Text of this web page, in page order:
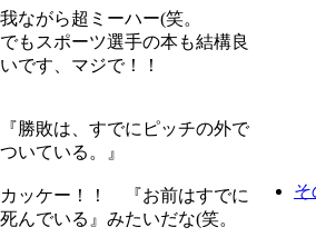
我ながら超ミーハー(笑。
でもスポーツ選手の本も結構良
いです、マジで！！
『勝敗は、すでにピッチの外で
ついている。』
カッケー！！ 『お前はすでに
死んでいる』みたいだな(笑。
そ